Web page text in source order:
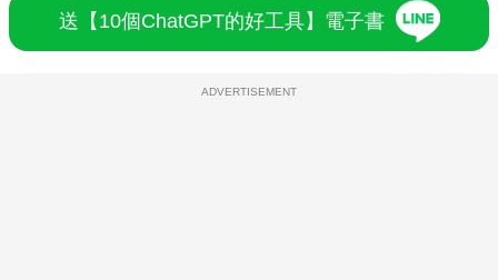
送【10個ChatGPT的好工具】電子書
ADVERTISEMENT